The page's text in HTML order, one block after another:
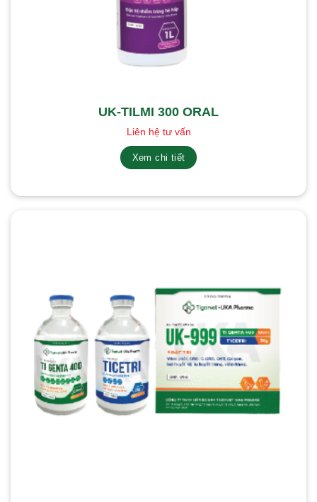
UK-TILMI 300 ORAL
Liên hệ tư vấn
Xem chi tiết